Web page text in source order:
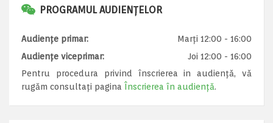
PROGRAMUL AUDIENȚELOR
Audiențe primar:
Marți 12:00 - 16:00
Audiențe viceprimar:
Joi 12:00 - 16:00
Pentru procedura privind înscrierea in audiență, vă
rugăm consultați pagina Înscrierea în audiență.